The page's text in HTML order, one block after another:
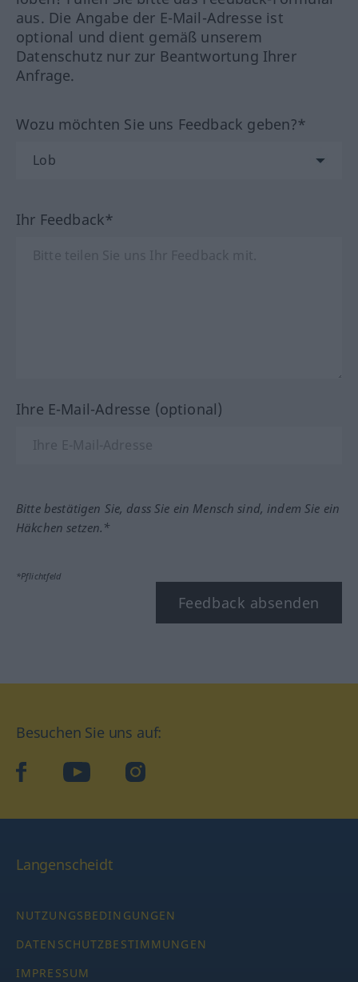
aus. Die Angabe der E-Mail-Adresse ist
optional und dient gemäß unserem
Datenschutz nur zur Beantwortung Ihrer
Anfrage.
Wozu möchten Sie uns Feedback geben?*
Ihr Feedback*
Ihre E-Mail-Adresse (optional)
Bitte bestätigen Sie, dass Sie ein Mensch sind, indem Sie ein
Häkchen setzen.*
*Pflichtfeld
Feedback absenden
Besuchen Sie uns auf:
facebookYouTube Instagram
Langenscheidt
NUTZUNGSBEDINGUNGEN
DATENSCHUTZBESTIMMUNGEN
IMPRESSUM